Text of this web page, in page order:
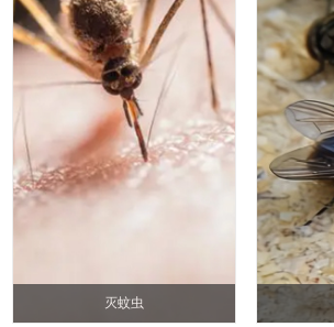
灭蚊虫